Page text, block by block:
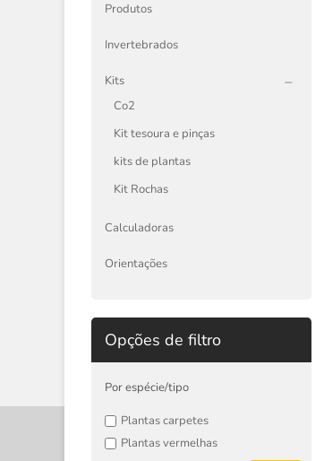
Produtos
Invertebrados
Kits
Co2
Kit tesoura e pinças
kits de plantas
Kit Rochas
Calculadoras
Orientações
Opções de filtro
Por espécie/tipo
Plantas carpetes
Plantas vermelhas